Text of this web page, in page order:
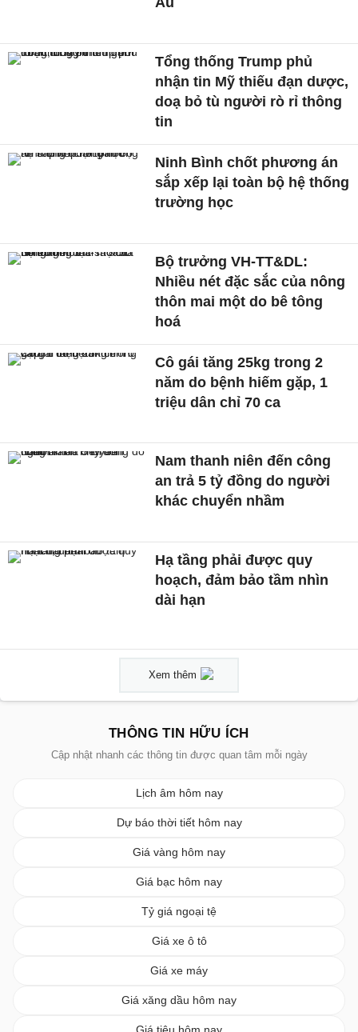
Tổng thống Trump phủ
nhận tin Mỹ thiếu đạn dược,
doạ bỏ tù người rò rỉ thông
tin
Ninh Bình chốt phương án
sắp xếp lại toàn bộ hệ thống
trường học
Bộ trưởng VH-TT&DL:
Nhiều nét đặc sắc của nông
thôn mai một do bê tông
hoá
Cô gái tăng 25kg trong 2
năm do bệnh hiếm gặp, 1
triệu dân chỉ 70 ca
Nam thanh niên đến công
an trả 5 tỷ đồng do người
khác chuyển nhầm
Hạ tầng phải được quy
hoạch, đảm bảo tầm nhìn
dài hạn
Xem thêm
THÔNG TIN HỮU ÍCH
Cập nhật nhanh các thông tin được quan tâm mỗi ngày
Lịch âm hôm nay
Dự báo thời tiết hôm nay
Giá vàng hôm nay
Giá bạc hôm nay
Tỷ giá ngoại tệ
Giá xe ô tô
Giá xe máy
Giá xăng dầu hôm nay